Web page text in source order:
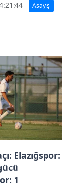
Asayiş
Elazığspor:
1